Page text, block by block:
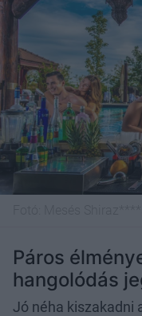
Páros
hangolódás
Jó néha kiszakadni